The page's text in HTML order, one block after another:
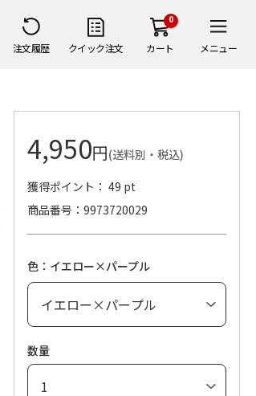
注文履歴 クイック注文
0
カート メニュー
4,950円(送料別・税込)
獲得ポイント： 49 pt
商品番号
9973720029
色：イエロー×パープル
数量